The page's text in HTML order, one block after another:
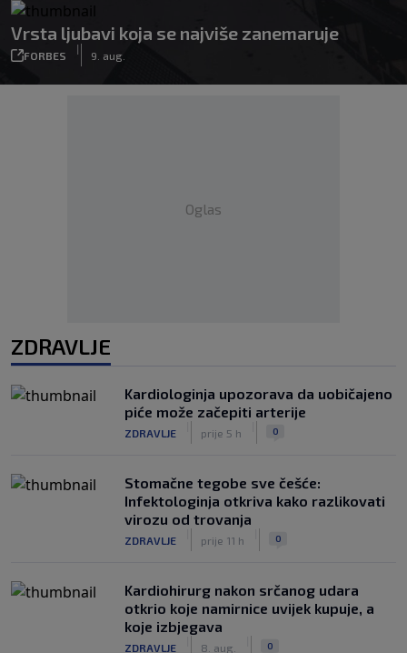
Vrsta ljubavi koja se najviše zanemaruje
FORBES
|
9. aug.
Oglas
ZDRAVLJE
Kardiologinja upozorava da uobičajeno
piće može začepiti arterije
ZDRAVLJE prije 5 h 0
Stomačne tegobe sve češće:
Infektologinja otkriva kako razlikovati
virozu od trovanja
ZDRAVLJE prije 11 h 0
Kardiohirurg nakon srčanog udara
otkrio koje namirnice uvijek kupuje, a
koje izbjegava
ZDRAVLJE 8. aug. 0